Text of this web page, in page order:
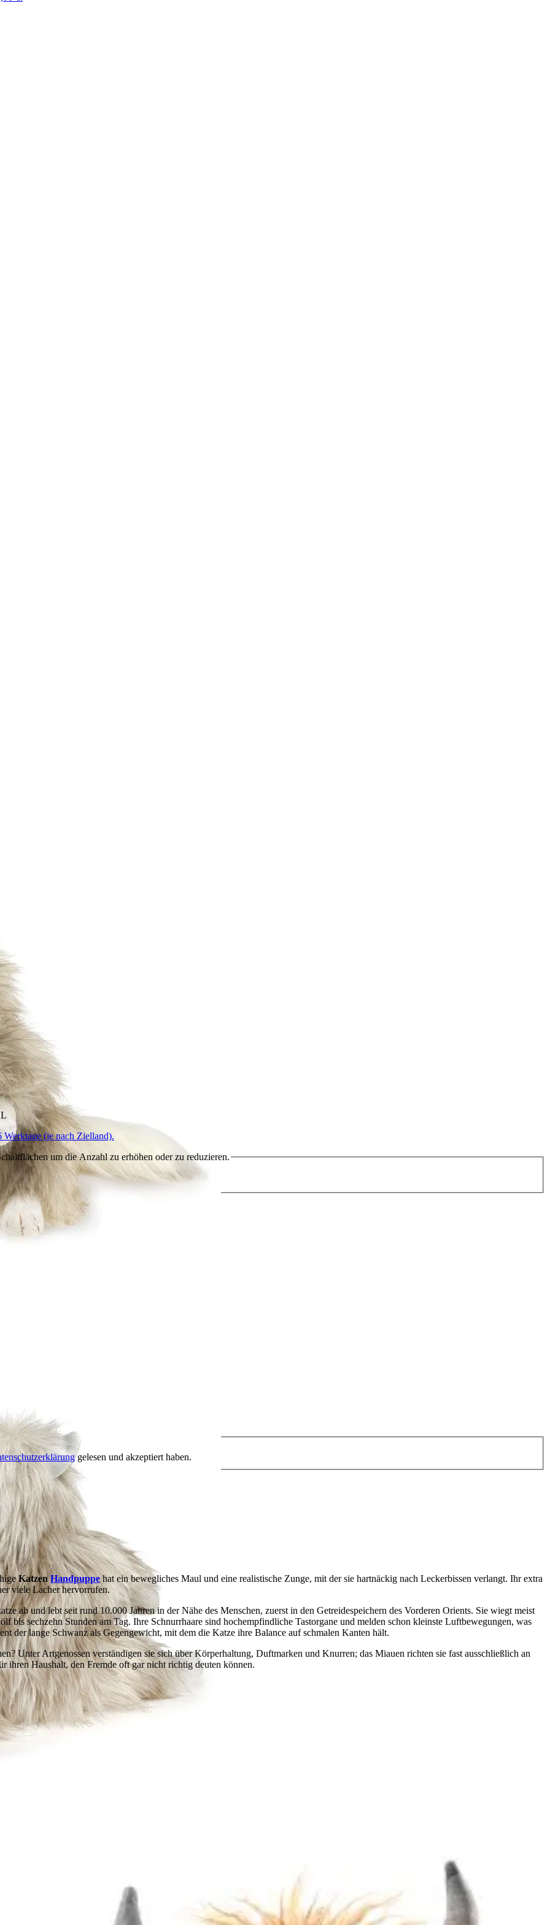
Werktage (je nach Zielland).
um die Anzahl zu erhöhen oder zu reduzieren.
gelesen und akzeptiert haben.
KatzenHandpuppehat ein bewegliches Maul und eine realistische Zunge, mit der sie hartnäckig nach Leckerbissen verlangt. Ihr extra
viele Lacher hervorrufen.
ab und lebt seit rund 10.000 Jahren in der Nähe des Menschen, zuerst in den Getreidespeichern des Vorderen Orients. Sie wiegt meist
sechzehn Stunden am Tag. Ihre Schnurrhaare sind hochempfindliche Tastorgane und melden schon kleinste Luftbewegungen, was
der lange Schwanz als Gegengewicht, mit dem die Katze ihre Balance auf schmalen Kanten hält.
Unter Artgenossen verständigen sie sich über Körperhaltung, Duftmarken und Knurren; das Miauen richten sie fast ausschließlich an
ihren Haushalt, den Fremde oft gar nicht richtig deuten können.